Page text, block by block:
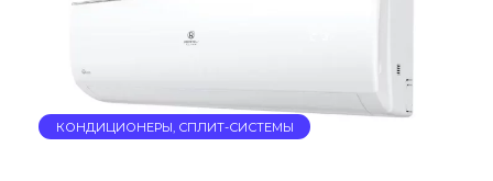
КОНДИЦИОНЕРЫ, СПЛИТ-СИСТЕМЫ